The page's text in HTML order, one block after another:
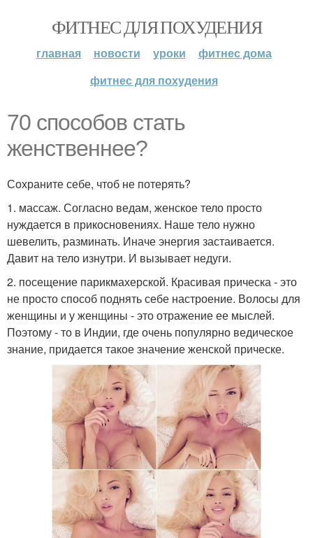
ФИТНЕС ДЛЯ ПОХУДЕНИЯ
главная новости уроки
фитнес дома
фитнес для похудения
70 способов стать
женственнее?
Сохраните себе, чтоб не потерять?
1. массаж. Согласно ведам, женское тело просто
нуждается в прикосновениях. Наше тело нужно
шевелить, разминать. Иначе энергия застаивается.
Давит на тело изнутри. И вызывает недуги.
2. посещение парикмахерской. Красивая прическа - это
не просто способ поднять себе настроение. Волосы для
женщины и у женщины - это отражение ее мыслей.
Поэтому - то в Индии, где очень популярно ведическое
знание, придается такое значение женской прическе.